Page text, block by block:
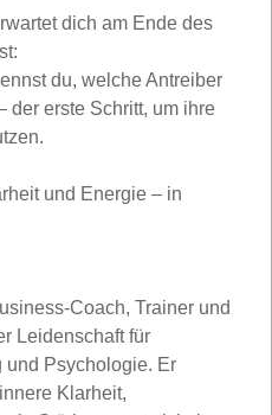
dich am Ende des
du, welche Antreiber
der erste Schritt, um ihre
und Energie – in
Coach, Trainer und
Leidenschaft für
und Psychologie. Er
Klarheit,